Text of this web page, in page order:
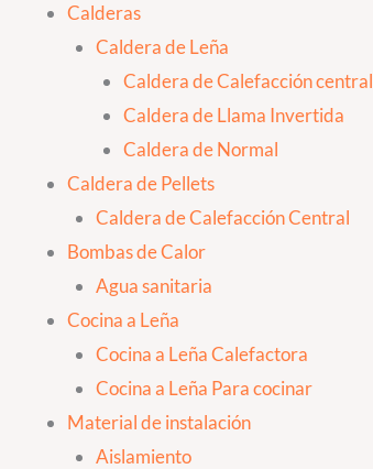
Calderas
Caldera de Leña
Caldera de Calefacción central
Caldera de Llama Invertida
Caldera de Normal
Caldera de Pellets
Caldera de Calefacción Central
Bombas de Calor
Agua sanitaria
Cocina a Leña
Cocina a Leña Calefactora
Cocina a Leña Para cocinar
Material de instalación
Aislamiento